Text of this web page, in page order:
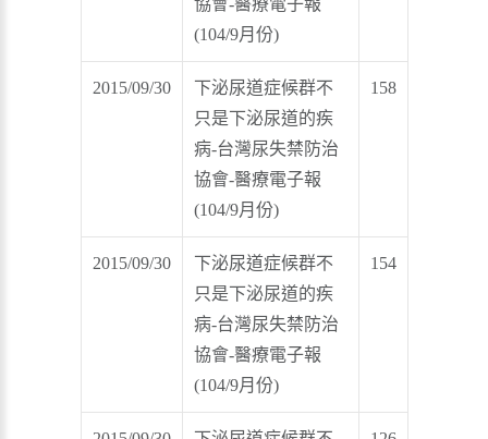
協會-醫療電子報
(104/9月份)
2015/09/30
下泌尿道症候群不
只是下泌尿道的疾
病-台灣尿失禁防治
協會-醫療電子報
(104/9月份)
158
2015/09/30
下泌尿道症候群不
只是下泌尿道的疾
病-台灣尿失禁防治
協會-醫療電子報
(104/9月份)
154